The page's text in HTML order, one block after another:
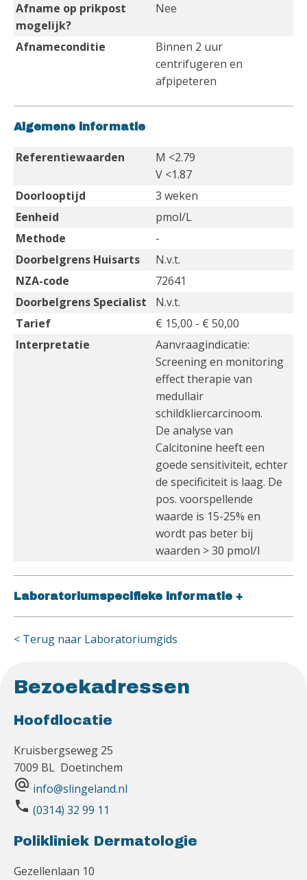
Afname op prikpost
mogelijk?
Nee
Afnameconditie
Binnen 2 uur
centrifugeren en
afpipeteren
Algemene informatie
Referentiewaarden
M <2.79
V <1.87
Doorlooptijd
3 weken
Eenheid
pmol/L
Methode
-
Doorbelgrens Huisarts
N.v.t.
NZA-code
72641
Doorbelgrens Specialist
N.v.t.
Tarief
€ 15,00 - € 50,00
Interpretatie
Aanvraagindicatie:
Screening en monitoring
effect therapie van
medullair
schildkliercarcinoom.
De analyse van
Calcitonine heeft een
goede sensitiviteit, echter
de specificiteit is laag. De
pos. voorspellende
waarde is 15-25% en
wordt pas beter bij
waarden > 30 pmol/l
Laboratoriumspecifieke informatie +
< Terug naar Laboratoriumgids
Bezoekadressen
Hoofdlocatie
Kruisbergseweg 25
7009 BL Doetinchem
alternate_email info@slingeland.nl
phone (0314) 32 99 11
Polikliniek Dermatologie
Gezellenlaan 10